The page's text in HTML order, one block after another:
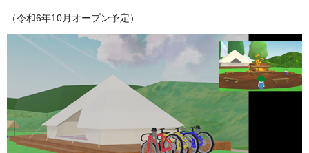
（令和6年10月オープン予定）